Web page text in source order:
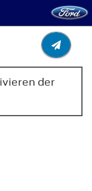
der